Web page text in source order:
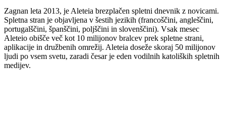
Zagnan leta 2013, je Aleteia brezplačen spletni dnevnik z novicami.
Spletna stran je objavljena v šestih jezikih (francoščini, angleščini,
portugalščini, španščini, poljščini in slovenščini). Vsak mesec
Aleteio obišče več kot 10 milijonov bralcev prek spletne strani,
aplikacije in družbenih omrežij. Aleteia doseže skoraj 50 milijonov
ljudi po vsem svetu, zaradi česar je eden vodilnih katoliških spletnih
medijev.